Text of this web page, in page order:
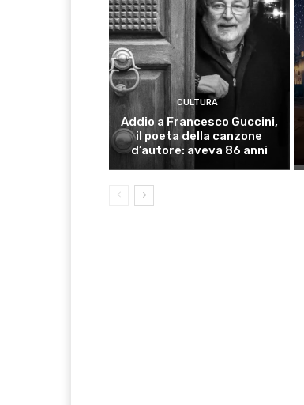
CULTURA
Addio a Francesco Guccini,
il poeta della canzone
d’autore: aveva 86 anni